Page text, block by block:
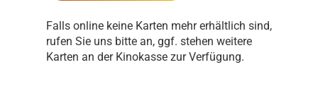
Falls online keine Karten mehr erhältlich sind,
rufen Sie uns bitte an, ggf. stehen weitere
Karten an der Kinokasse zur Verfügung.